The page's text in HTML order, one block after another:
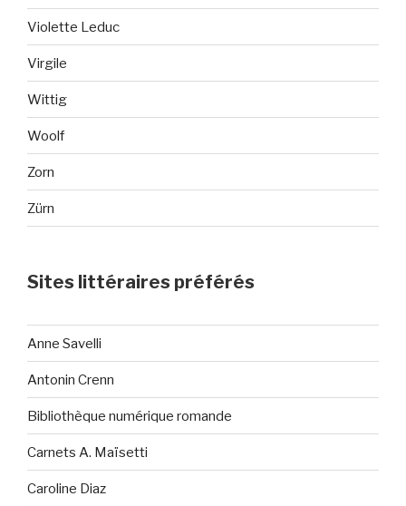
Violette Leduc
Virgile
Wittig
Woolf
Zorn
Zürn
Sites littéraires préférés
Anne Savelli
Antonin Crenn
Bibliothèque numérique romande
Carnets A. Maïsetti
Caroline Diaz